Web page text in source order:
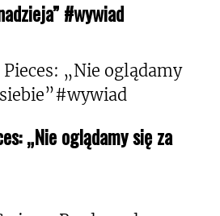
#wywiad
„Nie oglądamy się za